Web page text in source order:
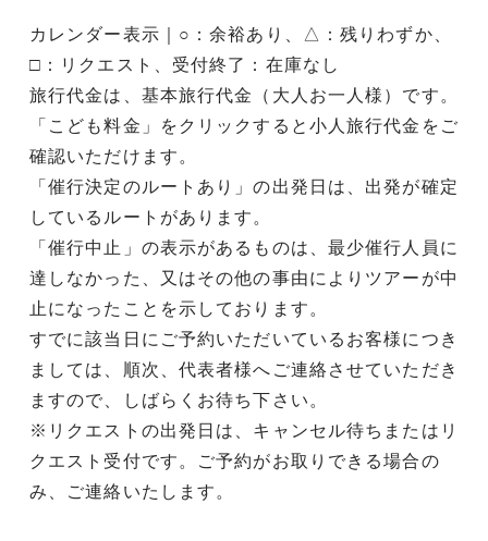
カレンダー表示｜○：余裕あり、△：残りわずか、
□：リクエスト、受付終了：在庫なし
旅行代金は、基本旅行代金（大人お一人様）です。
「こども料金」をクリックすると小人旅行代金をご
確認いただけます。
「催行決定のルートあり」の出発日は、出発が確定
しているルートがあります。
「催行中止」の表示があるものは、最少催行人員に
達しなかった、又はその他の事由によりツアーが中
止になったことを示しております。
すでに該当日にご予約いただいているお客様につき
ましては、順次、代表者様へご連絡させていただき
ますので、しばらくお待ち下さい。
※リクエストの出発日は、キャンセル待ちまたはリ
クエスト受付です。ご予約がお取りできる場合の
み、ご連絡いたします。